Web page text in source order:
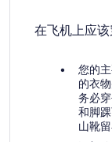
在飞机上应该
您的
的衣
务必
和脚
山靴